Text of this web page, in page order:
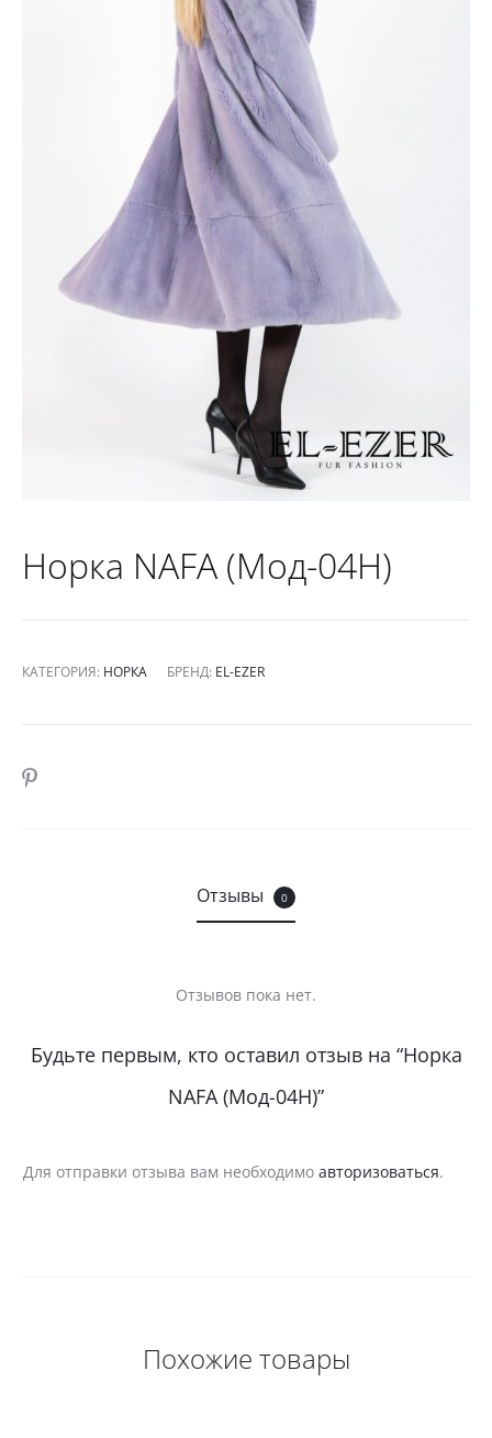
Норка NAFA (Мод-04Н)
КАТЕГОРИЯ: НОРКА БРЕНД: EL-EZER
SHARE
Отзывы 0
О
ы
Отзывов пока нет.
Будьте первым, кто оставил отзыв на “Норка
NAFA (Мод-04Н)”
Для отправки отзыва вам необходимо авторизоваться.
Похожие товары